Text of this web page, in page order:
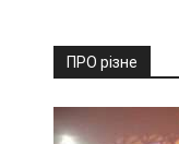
ПРО різне